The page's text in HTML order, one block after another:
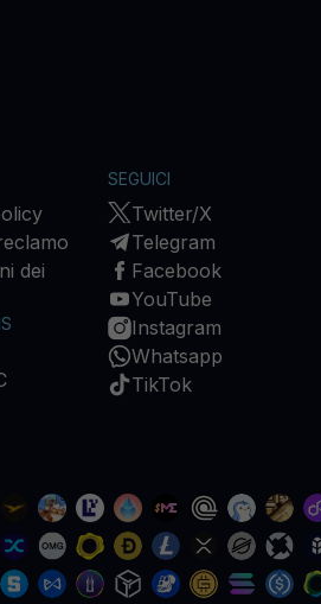
dei
SEGUICI
Twitter/X
Telegram
Facebook
YouTube
Instagram
Whatsapp
TikTok